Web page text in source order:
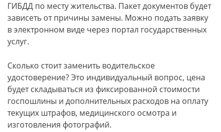
ГИБДД по месту жительства. Пакет документов будет
зависеть от причины замены. Можно подать заявку
в электронном виде через портал государственных
услуг.
Сколько стоит заменить водительское
удостоверение? Это индивидуальный вопрос, цена
будет складываться из фиксированной стоимости
госпошлины и дополнительных расходов на оплату
текущих штрафов, медицинского осмотра и
изготовления фотографий.